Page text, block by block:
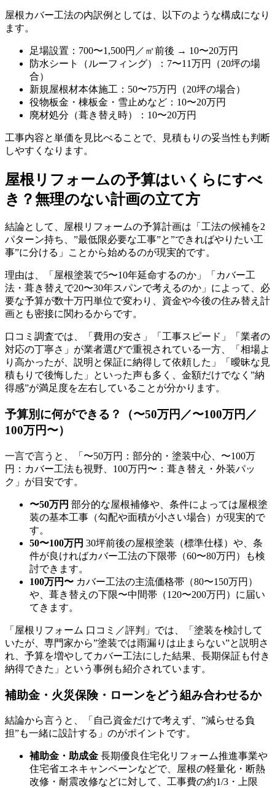
屋根カバー工法の内訳例としては、以下のような構成になり
ます。
足場設置：700〜1,500円／㎡前後 → 10〜20万円
防水シート（ルーフィング）：7〜11万円（20坪の場
合）
新規屋根材本体施工：50〜75万円（20坪の場合）
役物板金・棟板金・雪止めなど：10〜20万円
廃材処分（葺き替え時）：10〜20万円
工事内容と単価を見比べることで、見積もりの妥当性も判断
しやすくなります。
屋根リフォームの予算はいくらにすべ
き？無理のない計画の立て方
結論として、屋根リフォームの予算計画は「工法の候補を2
パターン持ち、”最低限必要な工事”と”できればやりたい工
事”に分ける」ことから始めるのが現実的です。
理由は、「屋根塗装で5〜10年延命するのか」「カバー工
法・葺き替えで20〜30年スパンで考えるのか」によって、必
要な予算が数十万円単位で変わり、資金や今後の住み替え計
画とも密接に関わるからです。
口コミ調査では、「費用の安さ」「工事スピード」「業者の
対応の丁寧さ」が業者選びで重視されている一方、「相場よ
り高かったが、説明と保証に納得して依頼した」「曖昧な見
積もりで後悔した」といった声も多く、金額だけでなく”納
得感”が満足度を左右していることが分かります。
予算別に何ができる？（〜50万円／〜100万円／
100万円〜）
一言で言うと、「〜50万円：部分的・塗装中心、〜100万
円：カバー工法も視野、100万円〜：葺き替え・外装パッ
ク」が目安です。
〜50万円 部分的な屋根補修や、条件によっては屋根塗
装の基本工事（勾配や面積が小さい場合）が現実的で
す。
50〜100万円 30坪前後の屋根塗装（標準仕様）や、条
件が良ければカバー工法の下限帯（60〜80万円）も検
討できます。
100万円〜 カバー工法の主流価格帯（80〜150万円）
や、葺き替えの下限〜中間帯（120〜200万円）に届い
てきます。
「屋根リフォーム 口コミ／評判」では、「塗装を検討して
いたが、専門家から”塗装では雨漏りは止まらない”と説明さ
れ、予算を増やしてカバー工法にした結果、長期保証も付き
納得できた」という事例も紹介されています。
補助金・火災保険・ローンをどう組み合わせるか
結論から言うと、「自己資金だけで考えず、”減らせる負
担”も一緒に設計する」のがポイントです。
補助金・助成金 長期優良住宅化リフォーム推進事業や
住宅省エネキャンペーンなどで、屋根の軽量化・断熱
改修・耐震改修などに対して、工事費の約1/3・上限